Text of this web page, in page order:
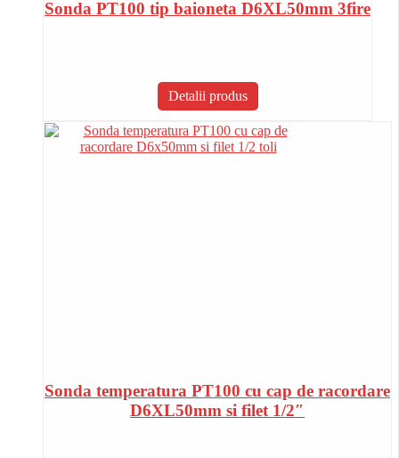
Sonda PT100 tip baioneta D6XL50mm 3fire
Detalii produs
Sonda temperatura PT100 cu cap de racordare
D6XL50mm si filet 1/2″